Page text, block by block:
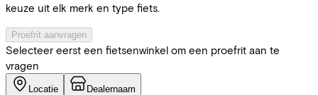
keuze uit elk merk en type fiets.
Proefrit aanvragen
Selecteer eerst een fietsenwinkel om een proefrit aan te
vragen
Locatie Dealernaam